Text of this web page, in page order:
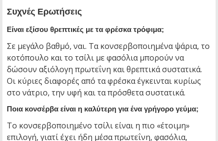
Συχνές Ερωτήσεις
Είναι εξίσου θρεπτικές με τα φρέσκα τρόφιμα;
Σε μεγάλο βαθμό, ναι. Τα κονσερβοποιημένα ψάρια, το
κοτόπουλο και το τσίλι με φασόλια μπορούν να
δώσουν αξιόλογη πρωτεΐνη και θρεπτικά συστατικά.
Οι κύριες διαφορές από τα φρέσκα έγκεινται κυρίως
στο νάτριο, την υφή και τα πρόσθετα συστατικά.
Ποια κονσέρβα είναι η καλύτερη για ένα γρήγορο γεύμα;
Το κονσερβοποιημένο τσίλι είναι η πιο «έτοιμη»
επιλογή, γιατί έχει ήδη μέσα πρωτεΐνη, φασόλια,